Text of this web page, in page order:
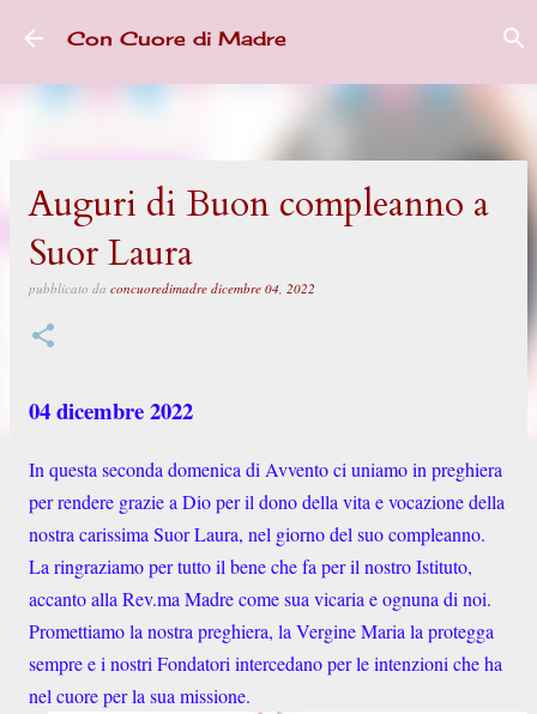
Passa ai contenuti principali
Con Cuore di Madre
Auguri di Buon compleanno a
Suor Laura
pubblicato da concuoredimadre dicembre 04, 2022
04 dicembre 2022
In questa seconda domenica di Avvento ci uniamo in preghiera
per rendere grazie a Dio per il dono della vita e vocazione della
nostra carissima Suor Laura, nel giorno del suo compleanno.
La ringraziamo per tutto il bene che fa per il nostro Istituto,
accanto alla Rev.ma Madre come sua vicaria e ognuna di noi.
Promettiamo la nostra preghiera, la Vergine Maria la protegga
sempre e i nostri Fondatori intercedano per le intenzioni che ha
nel cuore per la sua missione.